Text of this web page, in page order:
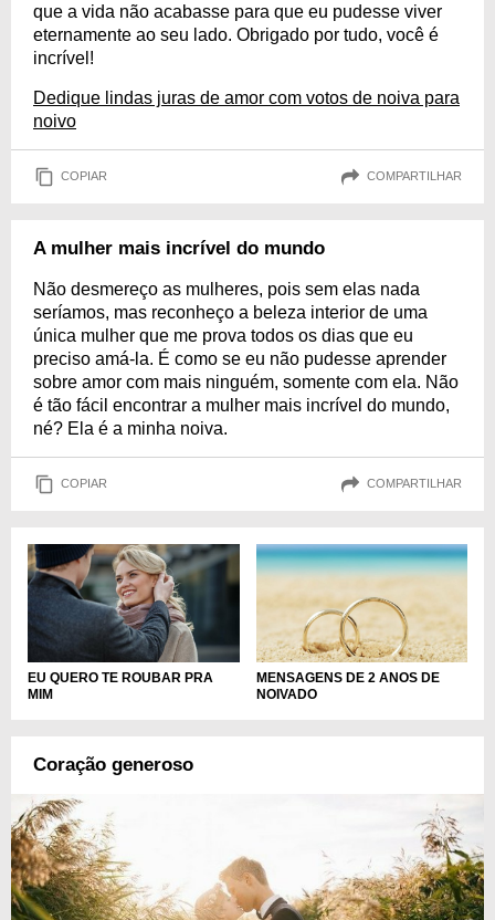
que a vida não acabasse para que eu pudesse viver
eternamente ao seu lado. Obrigado por tudo, você é
incrível!
Dedique lindas juras de amor com votos de noiva para
noivo
COPIAR COMPARTILHAR
A mulher mais incrível do mundo
Não desmereço as mulheres, pois sem elas nada
seríamos, mas reconheço a beleza interior de uma
única mulher que me prova todos os dias que eu
preciso amá-la. É como se eu não pudesse aprender
sobre amor com mais ninguém, somente com ela. Não
é tão fácil encontrar a mulher mais incrível do mundo,
né? Ela é a minha noiva.
COPIAR COMPARTILHAR
EU QUERO TE ROUBAR PRA
MIM
MENSAGENS DE 2 ANOS DE
NOIVADO
Coração generoso